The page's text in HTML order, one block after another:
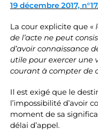
19 décembre 2017,
La cour explicite que «
de l’acte ne peut
d’avoir connaissance
utile pour exercer une
courant à compter de
Il est exigé que le
l’impossibilité d’avoir
moment de sa
délai d’appel.